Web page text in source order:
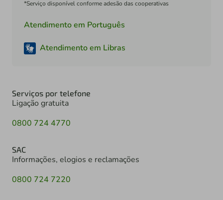
*Serviço disponível conforme adesão das cooperativas
Atendimento em Português
Atendimento em Libras
Serviços por telefone
Ligação gratuita
0800 724 4770
SAC
Informações, elogios e reclamações
0800 724 7220